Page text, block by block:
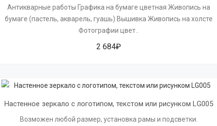
Антикварные работы Графика на бумаге цветная Живопись на
бумаге (пастель, акварель, гуашь) Вышивка Живопись на холсте
Фотографии цвет..
2 684₽
Настенное зеркало с логотипом, текстом или рисунком LG005
Возможен любой размер, установка рамы и подсветки.